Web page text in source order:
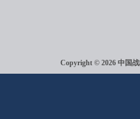
Copyright © 2026 中国